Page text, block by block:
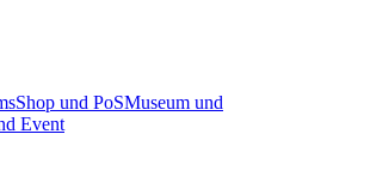
Shop und PoSMuseum und
Event